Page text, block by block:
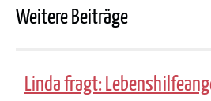
Weitere Beiträge
Linda fragt: